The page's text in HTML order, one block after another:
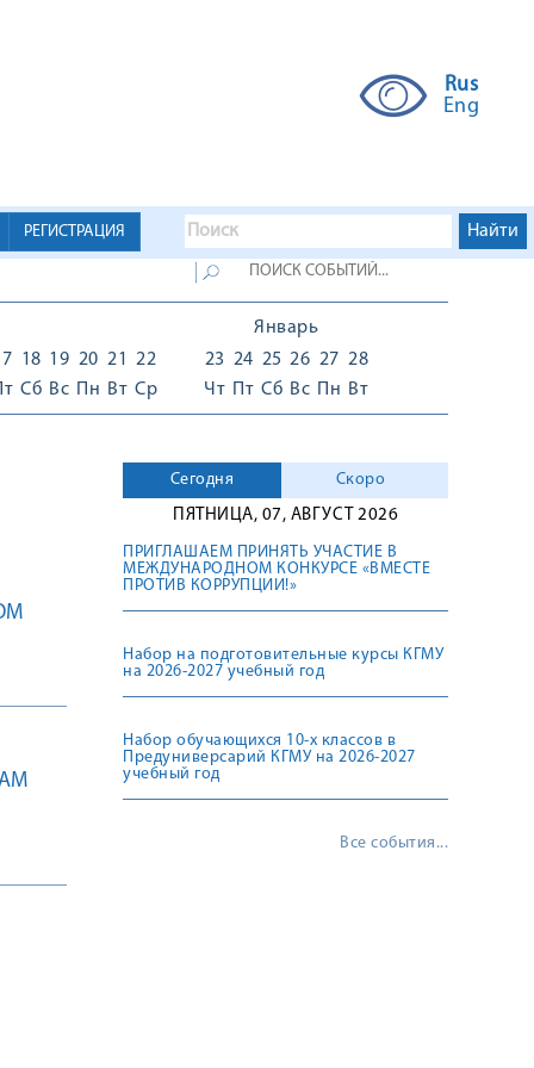
Rus
Eng
РЕГИСТРАЦИЯ
18
Сб
19
Вс
20
Пн
21
Вт
22
Ср
Январь
23
Чт
24
Пт
25
Сб
26
Вс
27
Пн
28
Вт
Сегодня
Скоро
ПЯТНИЦА, 07, АВГУСТ 2026
ПРИГЛАШАЕМ ПРИНЯТЬ УЧАСТИЕ В
МЕЖДУНАРОДНОМ КОНКУРСЕ «ВМЕСТЕ
ПРОТИВ КОРРУПЦИИ!»
Набор на подготовительные курсы КГМУ
на 2026-2027 учебный год
Набор обучающихся 10-х классов в
Предуниверсарий КГМУ на 2026-2027
учебный год
Все события...